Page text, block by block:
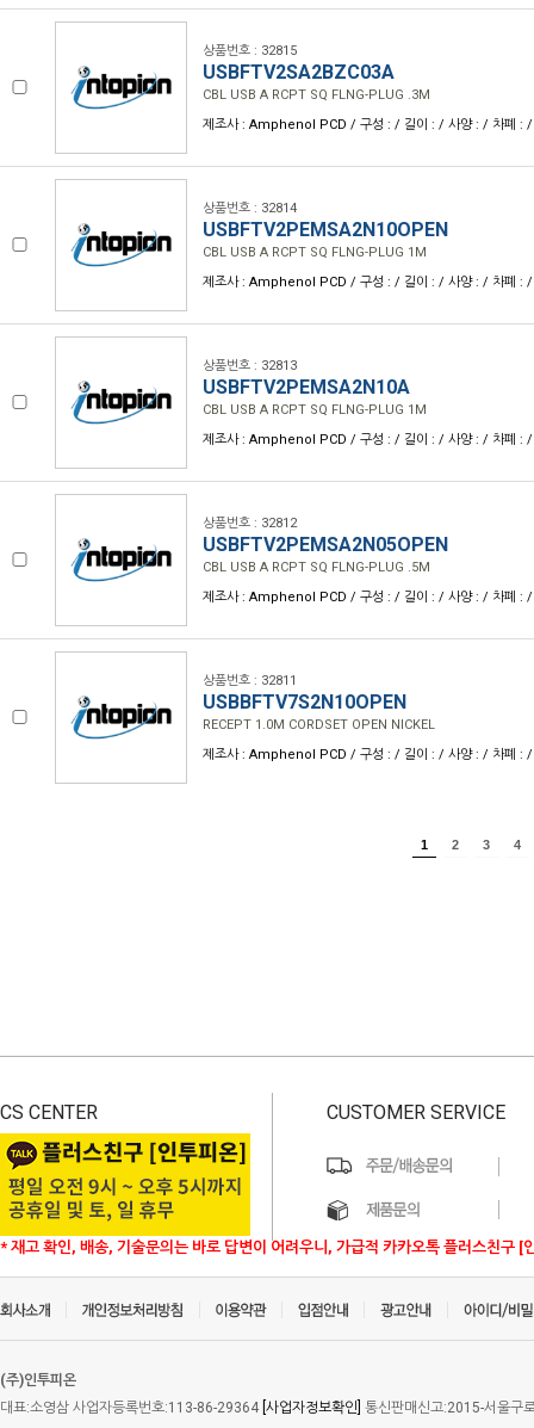
상품번호 : 32815
USBFTV2SA2BZC03A
CBL USB A RCPT SQ FLNG-PLUG .3M
제조사 : Amphenol PCD / 구성 : / 길이 : / 사양 : / 차폐 : /
상품번호 : 32814
USBFTV2PEMSA2N10OPEN
CBL USB A RCPT SQ FLNG-PLUG 1M
제조사 : Amphenol PCD / 구성 : / 길이 : / 사양 : / 차폐 : /
상품번호 : 32813
USBFTV2PEMSA2N10A
CBL USB A RCPT SQ FLNG-PLUG 1M
제조사 : Amphenol PCD / 구성 : / 길이 : / 사양 : / 차폐 : /
상품번호 : 32812
USBFTV2PEMSA2N05OPEN
CBL USB A RCPT SQ FLNG-PLUG .5M
제조사 : Amphenol PCD / 구성 : / 길이 : / 사양 : / 차폐 : /
상품번호 : 32811
USBBFTV7S2N10OPEN
RECEPT 1.0M CORDSET OPEN NICKEL
제조사 : Amphenol PCD / 구성 : / 길이 : / 사양 : / 차폐 : /
1 2 3 4
CS CENTER
* 재고 확인, 배송, 기술문의는 바로 답변이 어려우니, 가급적 카카오톡 플러스친구 [
CUSTOMER SERVICE
(주)인투피온
대표:소영삼 사업자등록번호:113-86-29364 [사업자정보확인] 통신판매신고:2015-서울구